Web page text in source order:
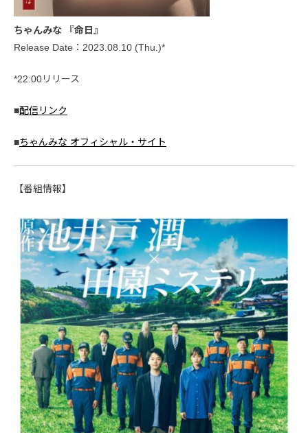
ちゃんみな 『命日』
Release Date：2023.08.10 (Thu.)*
*22:00リリース
■配信リンク
■ちゃんみな オフィシャル・サイト
【番組情報】